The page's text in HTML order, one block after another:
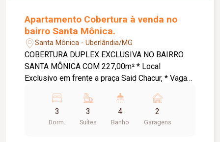
Apartamento Cobertura à venda no
bairro Santa Mônica.
Santa Mônica - Uberlândia/MG
COBERTURA DUPLEX EXCLUSIVA NO BAIRRO
SANTA MÔNICA COM 227,00m² * Local
Exclusivo em frente a praça Said Chacur, * Vaga
Exclusivo, * Elevador com parada nos 02
pavimentos, Pavimento Inferior 96,26, * Sala TV e
Estudos com preparação para ar-condicionado, *
3
Dorm.
3
Suítes
4
Banho
2
Garagens